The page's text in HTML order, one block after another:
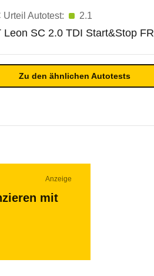
Urteil Autotest: 2.1
Leon SC 2.0 TDI Start&Stop FR
Zu den ähnlichen Autotests
Anzeige
mit